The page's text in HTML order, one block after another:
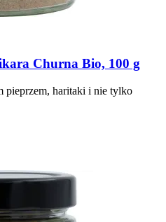
Churna Bio, 100 g
pieprzem, haritaki i nie tylko